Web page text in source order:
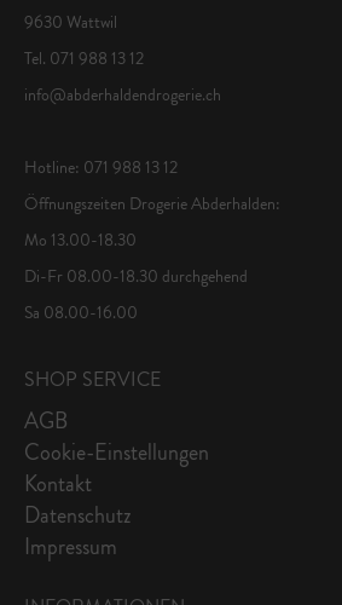
9630 Wattwil
Tel. 071 988 13 12
info@abderhaldendrogerie.ch
Hotline: 071 988 13 12
Öffnungszeiten Drogerie Abderhalden:
Mo 13.00-18.30
Di-Fr 08.00-18.30 durchgehend
Sa 08.00-16.00
SHOP SERVICE
AGB
Cookie-Einstellungen
Kontakt
Datenschutz
Impressum